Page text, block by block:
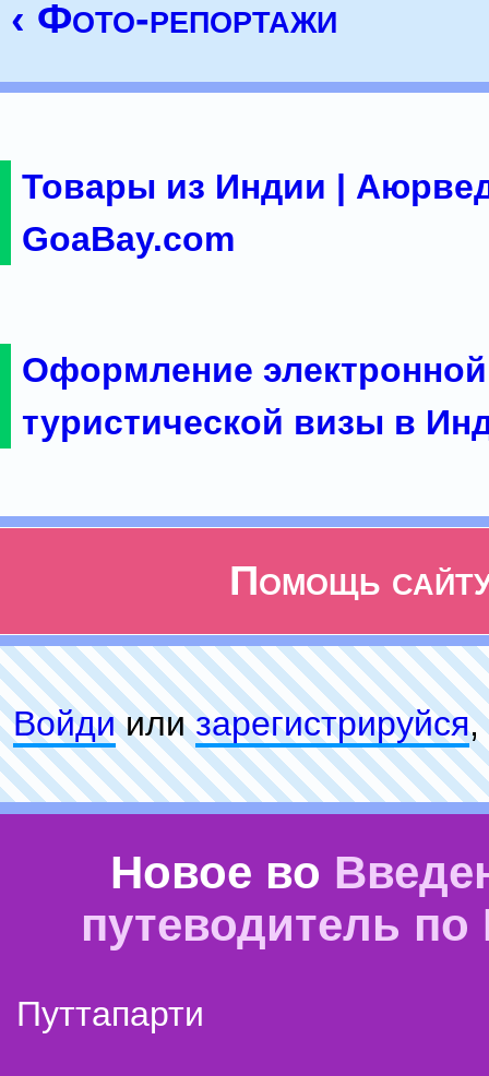
‹ Фото-репортажи
Товары из Индии |
GoaBay.com
Оформление электронной
туристической визы в
Помощь
Войдиилизарeгиcтpируйся,
Новое во
путеводитель
Путтапарти